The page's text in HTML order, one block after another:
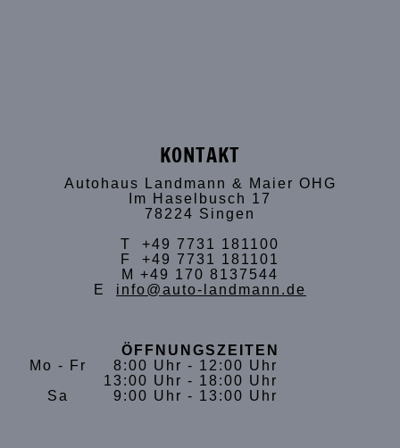
KONTAKT
Autohaus Landmann & Maier OHG
Im Haselbusch 17
78224 Singen
T +49 7731 181100
F +49 7731 181101
M +49 170 8137544
E info@auto-landmann.de
ÖFFNUNGSZEITEN
Mo - Fr
8:00 Uhr - 12:00 Uhr
13:00 Uhr - 18:00 Uhr
Sa
9:00 Uhr - 13:00 Uhr